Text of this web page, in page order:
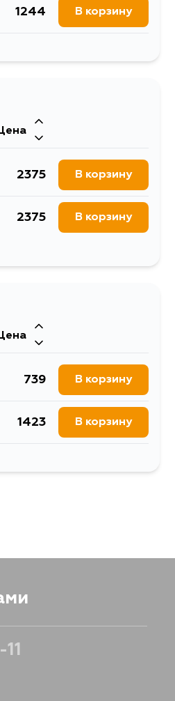
1244 В корзину
2375 В корзину
2375 В корзину
2375
2375 В корзину
2375 В корзину
2797 В корзину
2375 В корзину
739 В корзину
1423 В корзину